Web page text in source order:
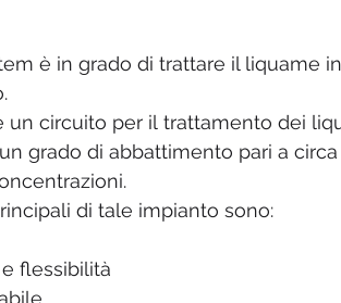
è in grado di trattare il
un circuito per il trattamento dei
grado di abbattimento pari a
di tale impianto sono:
flessibilità